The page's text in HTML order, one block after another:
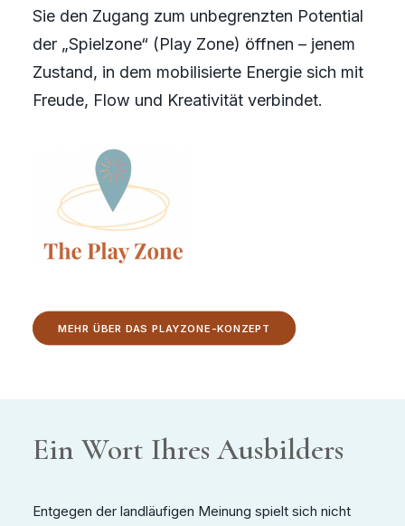
Sie den Zugang zum unbegrenzten Potential
der „Spielzone“ (Play Zone) öffnen – jenem
Zustand, in dem mobilisierte Energie sich mit
Freude, Flow und Kreativität verbindet.
MEHR ÜBER DAS PLAYZONE-KONZEPT
Ein Wort Ihres Ausbilders
Entgegen der landläufigen Meinung spielt sich nicht